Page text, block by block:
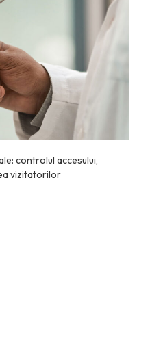
controlul accesului,
vizitatorilor